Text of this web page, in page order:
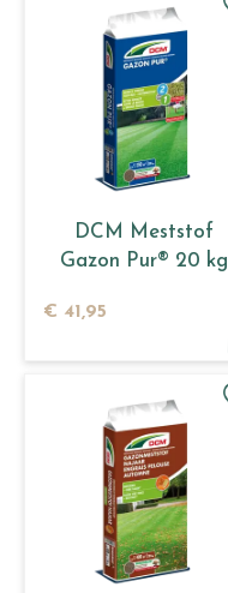
DCM Meststof
Gazon Pur® 20 kg
€ 41,95